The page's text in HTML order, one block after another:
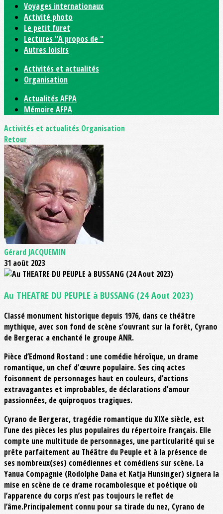
Voyages internationaux
Activité photo
Le petit furet
Lectures "A propos de "
Autres loisirs
Activités et actualités
Organisation
Actualités AFPA
Mémoire AFPA
Activités et actualités Organisation
Retour
Gérard JACQUEMIN
31 août 2023
Au THEATRE DU PEUPLE à BUSSANG (24 Aout 2023)
Classé monument historique depuis 1976, dans ce théâtre
mythique, avec son fond de scène s’ouvrant sur la forêt, Cyrano
de Bergerac a enchanté le groupe ANR.
Pièce d’Edmond Rostand : une comédie héroïque, un drame
romantique, un chef d'œuvre populaire. Ses cinq actes
foisonnent de personnages haut en couleurs, d’actions
extravagantes et improbables, de déclarations d’amour
passionnées, de quiproquos tragiques.
Cyrano de Bergerac, tragédie romantique du XIXe siècle, est
l’une des pièces les plus populaires du répertoire français. Elle
compte une multitude de personnages, une particularité qui se
prête parfaitement au Théâtre du Peuple et à la présence de
ses nombreux(ses) comédiennes et comédiens sur scène. La
Yanua Compagnie (Rodolphe Dana et Katja Hunsinger) signera la
mise en scène de ce drame rocambolesque et poétique où
l’apparence du corps n’est pas toujours le reflet de
l’âme.Principalement connu pour sa tirade du nez, Cyrano de